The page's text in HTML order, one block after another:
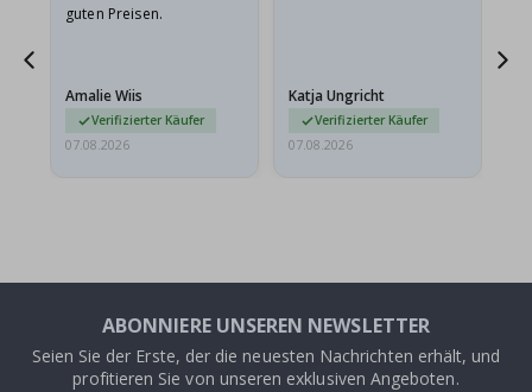
guten Preisen.
Amalie Wiis
Verifizierter Käufer
07.08.2026
Katja Ungricht
Verifizierter Käufer
07.08.2026
ABONNIERE UNSEREN NEWSLETTER
Seien Sie der Erste, der die neuesten Nachrichten erhält, und
profitieren Sie von unseren exklusiven Angeboten.